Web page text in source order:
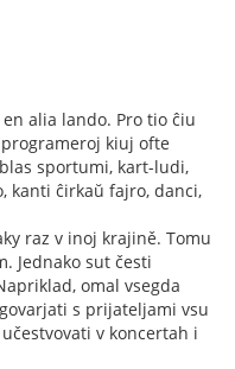
alia lando. Pro tio ĉiu
programeroj kiuj ofte
sportumi, kart-ludi,
kanti ĉirkaŭ fajro, danci,
raz v inoj krajině. Tomu
Jednako sut česti
omal vsegda
s prijateljami vsu
v koncertah i